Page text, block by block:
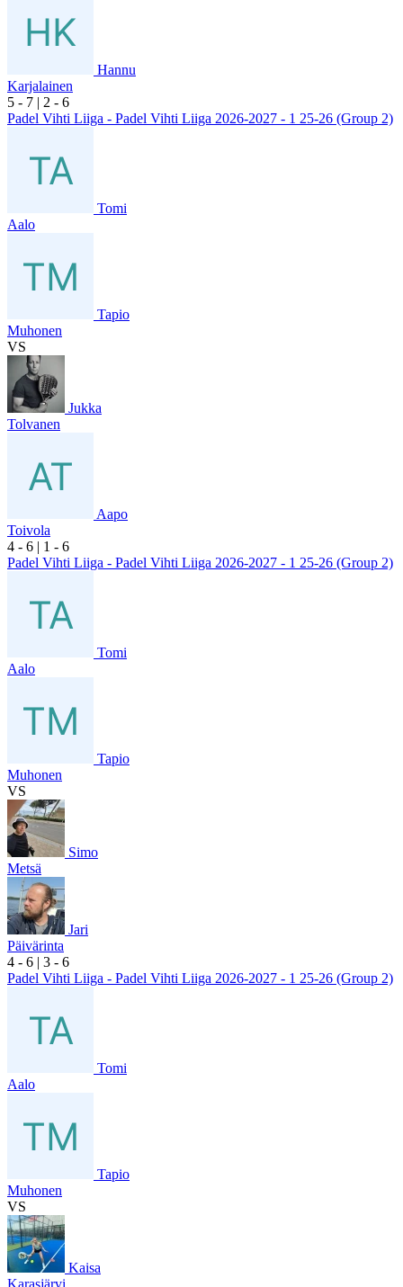
Hannu
Karjalainen
5 - 7 | 2 - 6
Padel Vihti Liiga - Padel Vihti Liiga 2026-2027 - 1 25-26 (Group 2)
Tomi
Aalo
Tapio
Muhonen
VS
Jukka
Tolvanen
Aapo
Toivola
4 - 6 | 1 - 6
Padel Vihti Liiga - Padel Vihti Liiga 2026-2027 - 1 25-26 (Group 2)
Tomi
Aalo
Tapio
Muhonen
VS
Simo
Metsä
Jari
Päivärinta
4 - 6 | 3 - 6
Padel Vihti Liiga - Padel Vihti Liiga 2026-2027 - 1 25-26 (Group 2)
Tomi
Aalo
Tapio
Muhonen
VS
Kaisa
Karasjärvi